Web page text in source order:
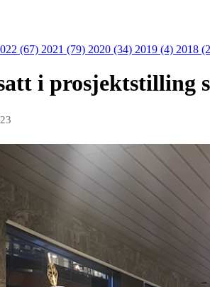
(67) 2021 (79) 2020 (34) 2019 (4) 2018
i prosjektstilling